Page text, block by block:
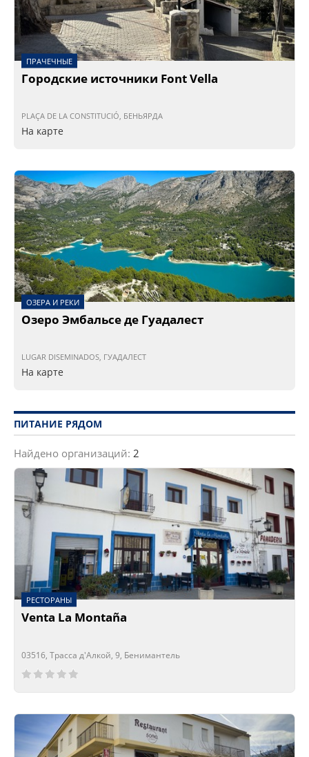
ПРАЧЕЧНЫЕ
Городские источники Font Vella
PLAÇA DE LA CONSTITUCIÓ, БЕНЬЯРДА
На карте
ОЗЕРА И РЕКИ
Озеро Эмбальсе де Гуадалест
LUGAR DISEMINADOS, ГУАДАЛЕСТ
На карте
ПИТАНИЕ РЯДОМ
Найдено организаций: 2
РЕСТОРАНЫ
Venta La Montaña
03516, Трасса д'Алкой, 9, Бенимантель
Сейчас открыто!
Сейчас закрыто!